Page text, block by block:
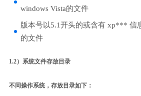
windows Vista的文件
版本号以5.1开头的或含有 xp*** 信
的文件
1.2）系统文件存放目录
不同操作系统，存放目录如下：